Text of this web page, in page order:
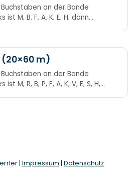
an der Bande
M, B, F, A, K, E, H, dann
sind Fuchs und Has (FH) und
(20×60 m)
an der Bande
M, R, B, P, F, A, K, V, E, S, H,
| Impressum | Datenschutz